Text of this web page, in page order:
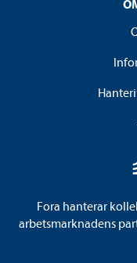
Fora hanterar
arbetsmarknadens